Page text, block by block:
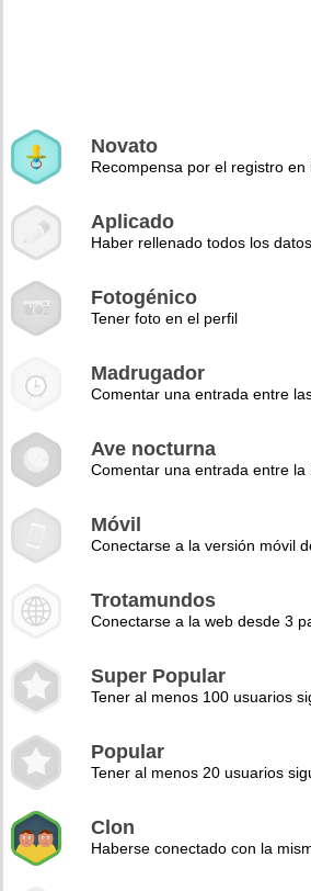
Novato
Recompensa por el registro en
Aplicado
Haber rellenado todos los
Fotogénico
Tener foto en el perfil
Madrugador
Comentar una entrada entre
Ave nocturna
Comentar una entrada entre
Móvil
Conectarse a la versión móvil
Trotamundos
Conectarse a la web desde 3
Super Popular
Tener al menos 100 usuarios
Popular
Tener al menos 20 usuarios
Clon
Haberse conectado con la